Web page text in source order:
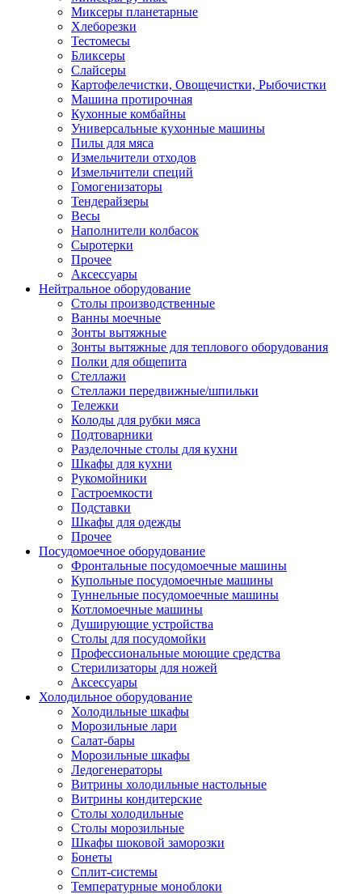
Миксеры планетарные
Хлеборезки
Тестомесы
Бликсеры
Слайсеры
Картофелечистки, Овощечистки, Рыбочистки
Машина протирочная
Кухонные комбайны
Универсальные кухонные машины
Пилы для мяса
Измельчители отходов
Измельчители специй
Гомогенизаторы
Тендерайзеры
Весы
Наполнители колбасок
Сыротерки
Прочее
Аксессуары
Нейтральное оборудование
Столы производственные
Ванны моечные
Зонты вытяжные
Зонты вытяжные для теплового оборудования
Полки для общепита
Стеллажи
Стеллажи передвижные/шпильки
Тележки
Колоды для рубки мяса
Подтоварники
Разделочные столы для кухни
Шкафы для кухни
Рукомойники
Гастроемкости
Подставки
Шкафы для одежды
Прочее
Посудомоечное оборудование
Фронтальные посудомоечные машины
Купольные посудомоечные машины
Туннельные посудомоечные машины
Котломоечные машины
Душирующие устройства
Столы для посудомойки
Профессиональные моющие средства
Стерилизаторы для ножей
Аксессуары
Холодильное оборудование
Холодильные шкафы
Морозильные лари
Салат-бары
Морозильные шкафы
Ледогенераторы
Витрины холодильные настольные
Витрины кондитерские
Столы холодильные
Столы морозильные
Шкафы шоковой заморозки
Бонеты
Сплит-системы
Температурные моноблоки